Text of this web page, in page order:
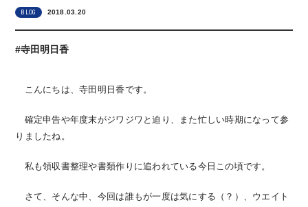
BLOG 2018.03.20
#寺田明日香
こんにちは、寺田明日香です。
確定申告や年度末がジワジワと迫り、また忙しい時期になって参
りましたね。
私も領収書整理や書類作りに追われている今日この頃です。
さて、そんな中、今回は誰もが一度は気にする（？）、ウエイト